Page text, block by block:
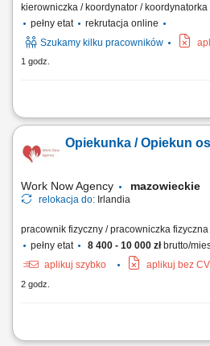
kierowniczka / koordynator / koordynatorka
pełny etat
rekrutacja online
Szukamy kilku pracowników
1 godz.
Zakres obowiązków: Budowa i montaż
podstawie dokumentacji technicznej;
oraz laserowego; Dbałość o terminowość i
Opiekunka / Opiekun
Work Now Agency mazowieckie
relokacja do: Irlandia
pracownik fizyczny / pracowniczka fizyczna
pełny etat
8 400 - 10 000 złbrutto/
aplikuj szybko
aplikuj bez CV
2 godz.
Miejsce pracy: Irlandia lub Wielka Brytania